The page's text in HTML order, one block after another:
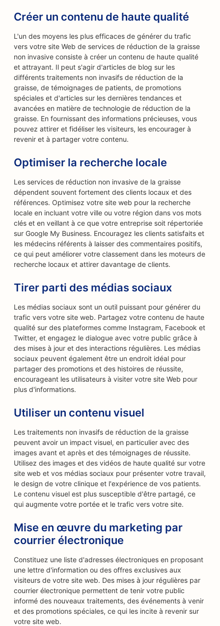
Créer un contenu de haute qualité
L'un des moyens les plus efficaces de générer du trafic
vers votre site Web de services de réduction de la graisse
non invasive consiste à créer un contenu de haute qualité
et attrayant. Il peut s'agir d'articles de blog sur les
différents traitements non invasifs de réduction de la
graisse, de témoignages de patients, de promotions
spéciales et d'articles sur les dernières tendances et
avancées en matière de technologie de réduction de la
graisse. En fournissant des informations précieuses, vous
pouvez attirer et fidéliser les visiteurs, les encourager à
revenir et à partager votre contenu.
Optimiser la recherche locale
Les services de réduction non invasive de la graisse
dépendent souvent fortement des clients locaux et des
références. Optimisez votre site web pour la recherche
locale en incluant votre ville ou votre région dans vos mots
clés et en veillant à ce que votre entreprise soit répertoriée
sur Google My Business. Encouragez les clients satisfaits et
les médecins référents à laisser des commentaires positifs,
ce qui peut améliorer votre classement dans les moteurs de
recherche locaux et attirer davantage de clients.
Tirer parti des médias sociaux
Les médias sociaux sont un outil puissant pour générer du
trafic vers votre site web. Partagez votre contenu de haute
qualité sur des plateformes comme Instagram, Facebook et
Twitter, et engagez le dialogue avec votre public grâce à
des mises à jour et des interactions régulières. Les médias
sociaux peuvent également être un endroit idéal pour
partager des promotions et des histoires de réussite,
encourageant les utilisateurs à visiter votre site Web pour
plus d'informations.
Utiliser un contenu visuel
Les traitements non invasifs de réduction de la graisse
peuvent avoir un impact visuel, en particulier avec des
images avant et après et des témoignages de réussite.
Utilisez des images et des vidéos de haute qualité sur votre
site web et vos médias sociaux pour présenter votre travail,
le design de votre clinique et l'expérience de vos patients.
Le contenu visuel est plus susceptible d'être partagé, ce
qui augmente votre portée et le trafic vers votre site.
Mise en œuvre du marketing par
courrier électronique
Constituez une liste d'adresses électroniques en proposant
une lettre d'information ou des offres exclusives aux
visiteurs de votre site web. Des mises à jour régulières par
courrier électronique permettent de tenir votre public
informé des nouveaux traitements, des événements à venir
et des promotions spéciales, ce qui les incite à revenir sur
votre site web.